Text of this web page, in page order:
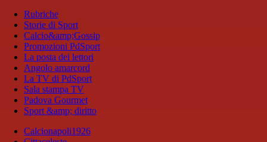
Rubriche
Storie di Sport
Calcio&amp;Gossip
Promozioni PdSport
La posta dei lettori
Angolo amarcord
La TV di PdSport
Sala stampa TV
Padova Gourmet
Sport &amp; diritto
Calcionapoli1926